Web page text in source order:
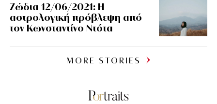
Ζώδια 12/06/2021: Η
αστρολογική πρόβλεψη από
τον Κωνσταντίνο Ντότα
MORE STORIES